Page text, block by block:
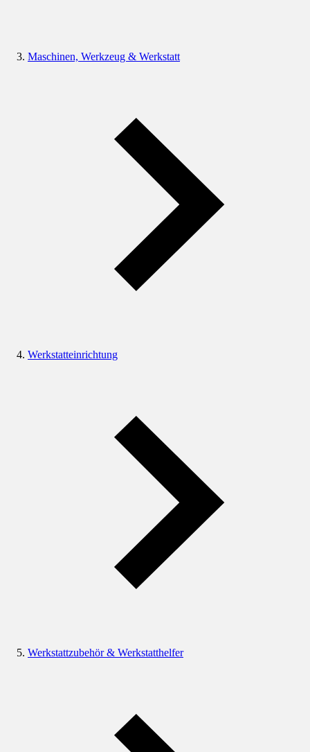
Maschinen, Werkzeug & Werkstatt
Werkstatteinrichtung
Werkstattzubehör & Werkstatthelfer